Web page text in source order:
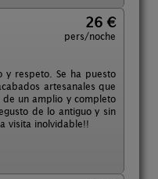
26 €
pers/noche
y respeto. Se ha puesto
artesanales que
un amplio y completo
de lo antiguo y sin
visita inolvidable!!